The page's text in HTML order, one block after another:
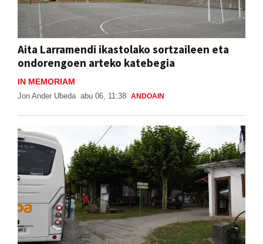
Aita Larramendi ikastolako sortzaileen eta
ondorengoen arteko katebegia
IN MEMORIAM
Jon Ander Ubeda abu 06, 11:38 ANDOAIN